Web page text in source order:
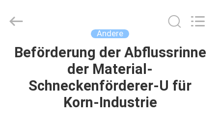
HAUS
PRODUKTE
Industrial
Reserved.
Andere
Beförderung der Abflussrinne
der Material-
Schneckenförderer-U für
Korn-Industrie